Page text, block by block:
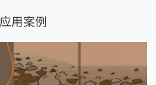
应用案例